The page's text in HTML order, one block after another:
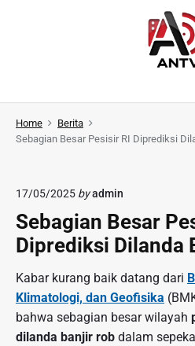
o
A
N
Home
Berita
Sebagian Besar Pesisir RI Diprediksi
17/05/2025 byadmin
Sebagian Besar
Diprediksi Dilanda
Kabar kurang baik datang dari
Klimatologi, dan Geofisika
bahwa sebagian besar wilayah
dilanda banjir rob dalam